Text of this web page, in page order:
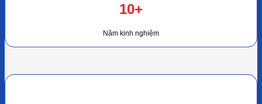
10+
Năm kinh nghiệm